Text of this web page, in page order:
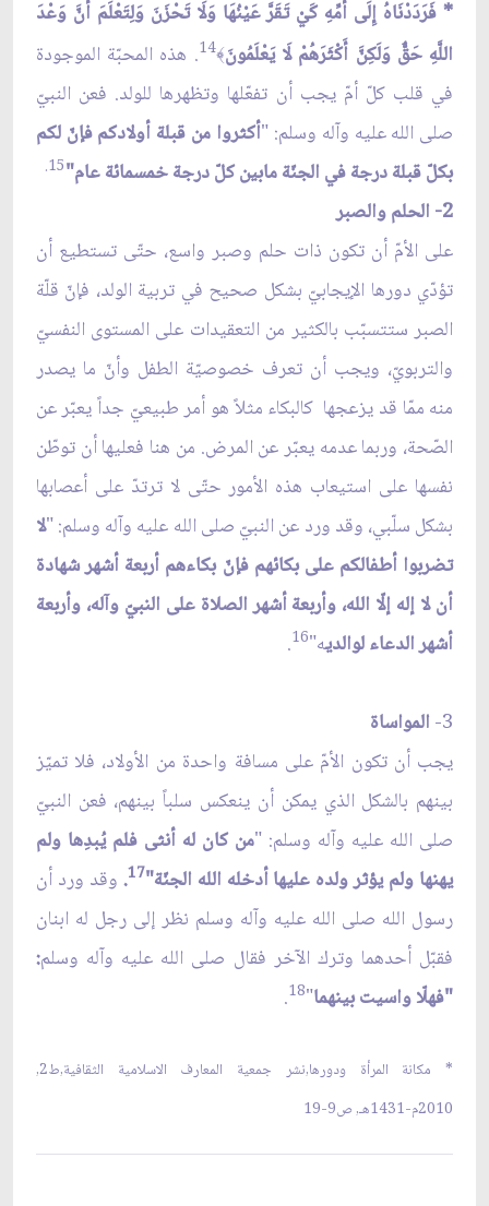
* فَرَدَدْنَاهُ إِلَى أُمِّهِ كَيْ تَقَرَّ عَيْنُهَا وَلَا تَحْزَنَ وَلِتَعْلَمَ أَنَّ وَعْدَ
اللَّهِ حَقٌّ وَلَكِنَّ أَكْثَرَهُمْ لَا يَعْلَمُونَ﴾14. هذه المحبّة الموجودة
في قلب كلّ أمّ يجب أن تفعّلها وتظهرها للولد. فعن النبيّ
صلى الله عليه وآله وسلم: "أكثروا من قبلة أولادكم فإنّ لكم
بكلّ قبلة درجة في الجنّة مابين كلّ درجة خمسمائة عام"15.
2- الحلم والصبر
على الأمّ أن تكون ذات حلم وصبر واسع، حتّى تستطيع أن
تؤدّي دورها الإيجابيّ بشكل صحيح في تربية الولد، فإنّ قلّة
الصبر ستتسبّب بالكثير من التعقيدات على المستوى النفسيّ
والتربويّ، ويجب أن تعرف خصوصيّة الطفل وأنّ ما يصدر
منه ممّا قد يزعجها كالبكاء مثلاً هو أمر طبيعيّ جداً يعبّر عن
الصّحة، وربما عدمه يعبّر عن المرض. من هنا فعليها أن توطّن
نفسها على استيعاب هذه الأمور حتّى لا ترتدّ على أعصابها
بشكل سلّبي، وقد ورد عن النبيّ صلى الله عليه وآله وسلم: "لا
تضربوا أطفالكم على بكائهم فإنّ بكاءهم أربعة أشهر شهادة
أن لا إله إلّا الله، وأربعة أشهر الصلاة على النبيّ وآله، وأربعة
أشهر الدعاء لوالديه"16
.
3- المواساة
يجب أن تكون الأمّ على مسافة واحدة من الأولاد، فلا تميّز
بينهم بالشكل الذي يمكن أن ينعكس سلباً بينهم، فعن النبيّ
صلى الله عليه وآله وسلم: "من كان له أنثى فلم يُبدِها ولم
يهنها ولم يؤثر ولده عليها أدخله الله الجنّة"17
. وقد ورد أن
رسول الله صلى الله عليه وآله وسلم نظر إلى رجل له ابنان
فقبّل أحدهما وترك الآخر فقال صلى الله عليه وآله وسلم:
"فهلّا واسيت بينهما"
18
.
* مكانة المرأة ودورها,نشر جمعية المعارف الاسلامية الثقافية,ط2,
2010م-1431هـ, ص9-19